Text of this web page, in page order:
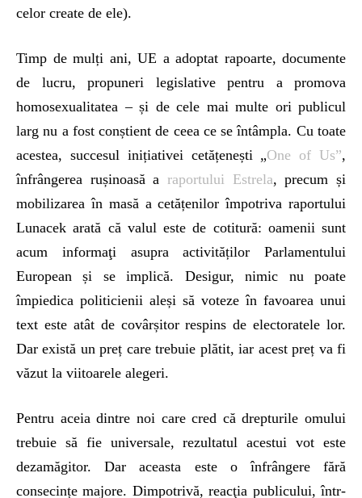
celor create de ele).
Timp de mulți ani, UE a adoptat rapoarte, documente
de lucru, propuneri legislative pentru a promova
homosexualitatea – și de cele mai multe ori publicul
larg nu a fost conștient de ceea ce se întâmpla. Cu toate
acestea, succesul inițiativei cetățenești „One of Us”,
înfrângerea rușinoasă a raportului Estrela, precum și
mobilizarea în masă a cetățenilor împotriva raportului
Lunacek arată că valul este de cotitură: oamenii sunt
acum informaţi asupra activităților Parlamentului
European și se implică. Desigur, nimic nu poate
împiedica politicienii aleși să voteze în favoarea unui
text este atât de covârșitor respins de electoratele lor.
Dar există un preț care trebuie plătit, iar acest preț va fi
văzut la viitoarele alegeri.
Pentru aceia dintre noi care cred că drepturile omului
trebuie să fie universale, rezultatul acestui vot este
dezamăgitor. Dar aceasta este o înfrângere fără
consecințe majore. Dimpotrivă, reacţia publicului, într-